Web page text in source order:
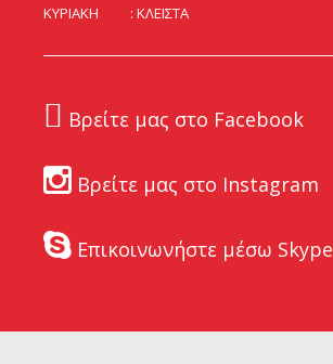
ΚΥΡΙΑΚΗ
ΚΛΕΙΣΤΑ
Βρείτε μας στο Facebook
Βρείτε μας στο Instagram
Επικοινωνήστε μέσω Skype